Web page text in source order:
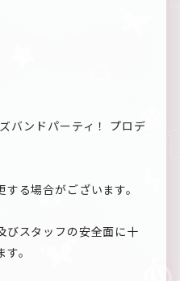
バンドパーティ！ プロデ
る場合がございます。
スタッフの安全面に十
。